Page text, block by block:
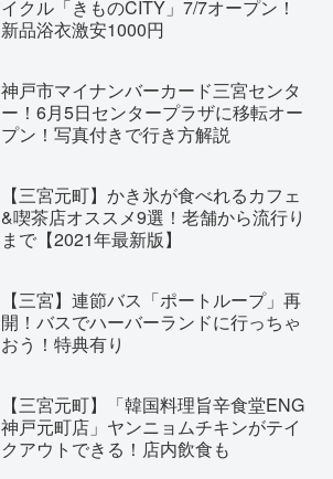
イクル「きものCITY」7/7オープン！
新品浴衣激安1000円
神戸市マイナンバーカード三宮センタ
ー！6月5日センタープラザに移転オー
プン！写真付きで行き方解説
【三宮元町】かき氷が食べれるカフェ
&喫茶店オススメ9選！老舗から流行り
まで【2021年最新版】
【三宮】連節バス「ポートループ」再
開！バスでハーバーランドに行っちゃ
おう！特典有り
【三宮元町】「韓国料理旨辛食堂ENG
神戸元町店」ヤンニョムチキンがテイ
クアウトできる！店内飲食も